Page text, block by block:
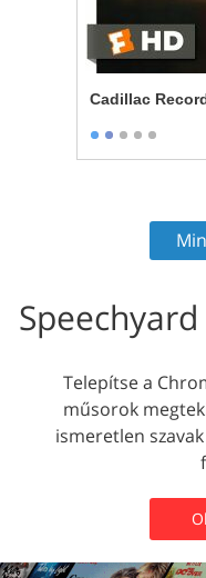
Cadillac
Telepítse a Chrome kiterjesztést filmek
műsorok
ismeretlen